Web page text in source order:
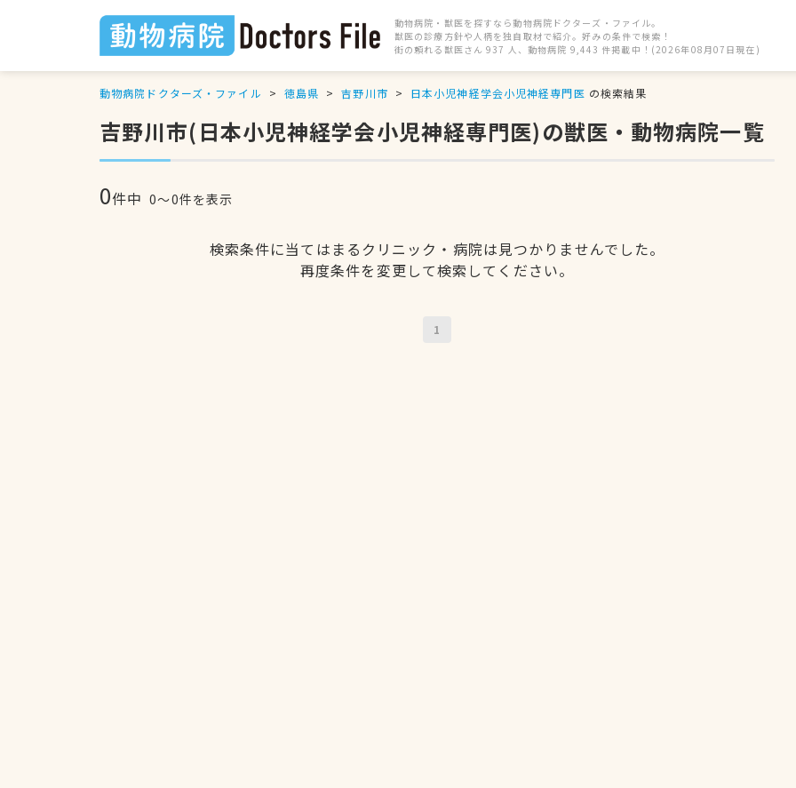
動物病院・獣医を探すなら動物病院ドクターズ・ファイル。
獣医の診療方針や人柄を独自取材で紹介。好みの条件で検索！
街の頼れる獣医さん 937 人、動物病院 9,443 件掲載中！(2026年08月07日現在)
動物病院ドクターズ・ファイル 徳島県 吉野川市 日本小児神経学会小児神経専門医 の検索結果
吉野川市(日本小児神経学会小児神経専門医)の獣医・動物病院一覧
0件中 0〜0件を表示
検索条件に当てはまるクリニック・病院は見つかりませんでした。
再度条件を変更して検索してください。
1